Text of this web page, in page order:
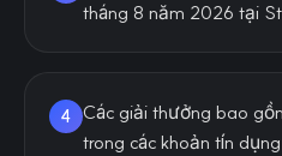
tháng 8 năm 2026 tại
4
Các giải thưởng bao
trong các khoản tín